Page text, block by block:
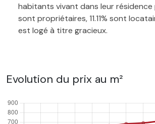
habitants vivant dans leur résidence
sont propriétaires, 11.11% sont
est logé à titre gracieux.
Evolution du prix au m²